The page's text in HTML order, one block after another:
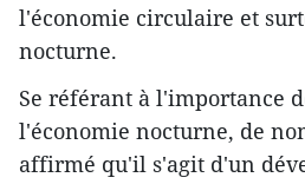
l'économie circulaire et
nocturne.
Se référant à l'importance
l'économie nocturne, de
affirmé qu'il s'agit d'un